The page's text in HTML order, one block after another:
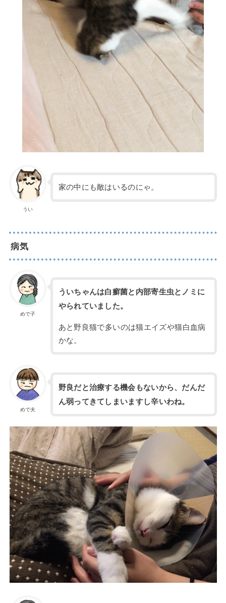
うい
家の中にも敵はいるのにゃ。
病気
めで子
ういちゃんは白癬菌と内部寄生虫とノミに
やられていました。
あと野良猫で多いのは猫エイズや猫白血病
かな。
めで夫
野良だと治療する機会もないから、だんだ
ん弱ってきてしまいますし辛いわね。